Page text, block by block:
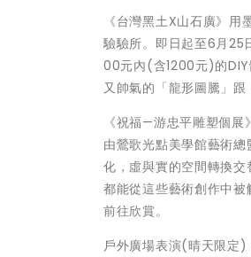
《台灣黑土X山石廣》
驗驗所。即日起至6月25
00元內(含1200元)的
又帥氣的「龍形圖騰」
《祝福—游忠平雕塑個
由鶯歌光點美學館藝術
化，虛與實的空間轉換
都能從這些藝術創作中
前往欣賞。
戶外廣場表演(晴天限定)